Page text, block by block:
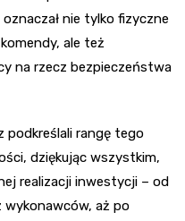
nie tylko fizyczne
ale też
na rzecz bezpieczeństwa
podkreślali rangę tego
dziękując wszystkim,
realizacji inwestycji – od
wykonawców, aż po